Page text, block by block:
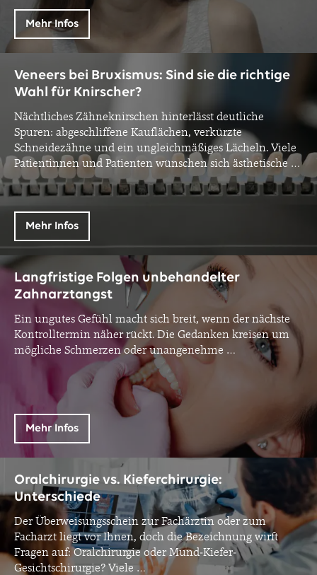
Mehr Infos
Veneers bei Bruxismus: Sind sie die richtige
Wahl für Knirscher?
Nächtliches Zähneknirschen hinterlässt deutliche
Spuren: abgeschliffene Kauflächen, verkürzte
Schneidezähne und ein ungleichmäßiges Lächeln. Viele
Patientinnen und Patienten wünschen sich ästhetische …
Mehr Infos
Langfristige Folgen unbehandelter
Zahnarztangst
Ein ungutes Gefühl macht sich breit, wenn der nächste
Kontrolltermin näher rückt. Die Gedanken kreisen um
mögliche Schmerzen oder unangenehme …
Mehr Infos
Oralchirurgie vs. Kieferchirurgie:
Unterschiede
Der Überweisungsschein zur Fachärztin oder zum
Facharzt liegt vor Ihnen, doch die Bezeichnung wirft
Fragen auf: Oralchirurgie oder Mund-Kiefer-
Gesichtschirurgie? Viele …